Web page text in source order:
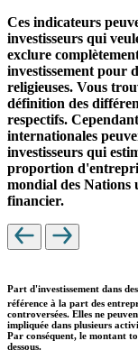
Ces indicateurs
investisseurs qui
exclure
investissement pour
religieuses. Vous
définition des
respectifs.
internationales
investisseurs qui
proportion
mondial des
financier.
Part d'investissement dans
référence à la part des
controversées. Elles ne
impliquée dans plusieurs
Par conséquent, le montant
dessous.